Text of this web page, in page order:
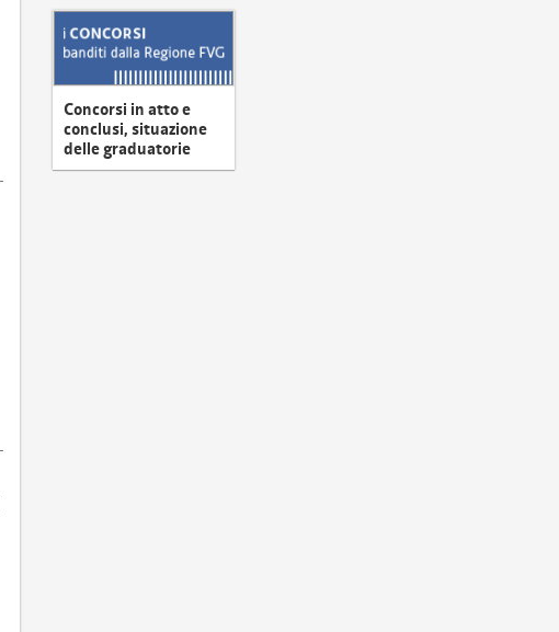
Concorsi in atto e
conclusi, situazione
delle graduatorie